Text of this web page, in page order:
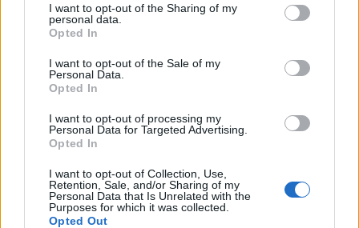
I want to opt-out of the Sharing of my
personal data.
Opted In
I want to opt-out of the Sale of my
Personal Data.
Opted In
I want to opt-out of processing my
Personal Data for Targeted Advertising.
Opted In
I want to opt-out of Collection, Use,
Retention, Sale, and/or Sharing of my
Personal Data that Is Unrelated with the
Purposes for which it was collected.
Opted Out
Animazione Pesantissima (4.72 Mb)
19 Giugno 2025 alle ore 21:27
Spanki :